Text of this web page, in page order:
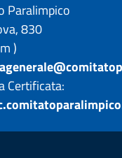
Paralimpico
830
)
Certificata: